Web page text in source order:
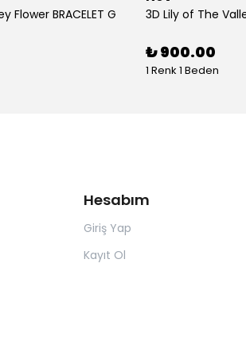
Flower BRACELET G 3D Lily of The
₺ 900.00
1 Renk 1 Beden
Hesabım
Giriş Yap
Kayıt Ol